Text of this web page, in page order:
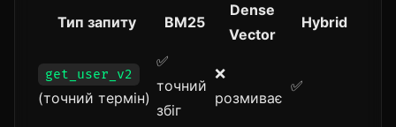
Тип запиту BM25
Dense
Vector
Hybrid
get_user_v2
(точний термін)
✅
точний
збіг
❌
розмиває
✅